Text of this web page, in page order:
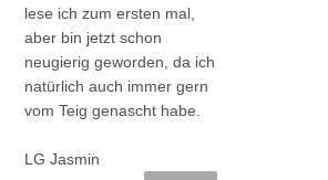
lese ich zum ersten mal,
aber bin jetzt schon
neugierig geworden, da ich
natürlich auch immer gern
vom Teig genascht habe.
LG Jasmin